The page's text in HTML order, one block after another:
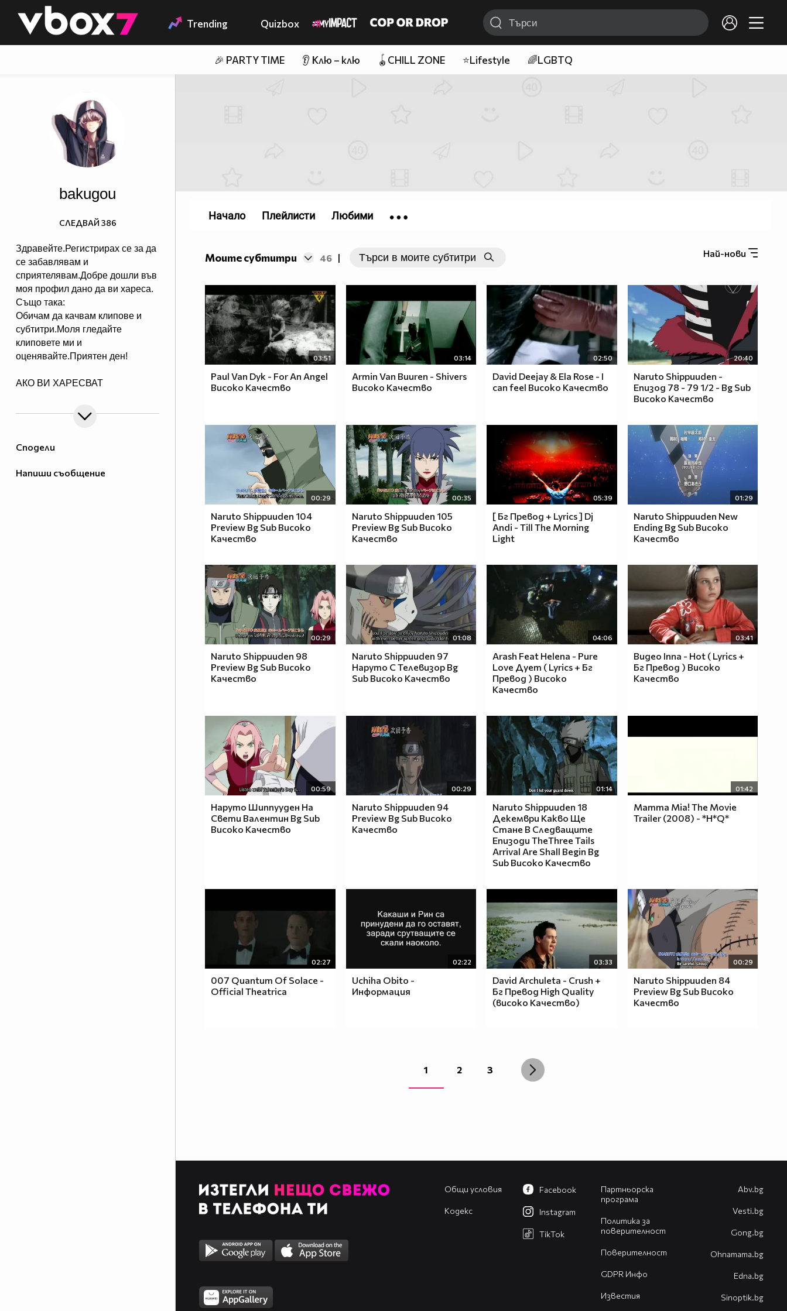
👾 Trending Quizbox
🎉 PARTY TIME 👂 Клю – клю 🪀CHILL ZONE ⭐Lifestyle 🌈LGBTQ
Сподели
Напиши съобщение
bakugou
Здравейте.Регистрирах се за да
се забавлявам и
сприятелявам.Добре дошли във
моя профил дано да ви хареса.
Също така:
Обичам да качвам клипове и
субтитри.Моля гледайте
клиповете ми и
оценявайте.Приятен ден!
АКО ВИ ХАРЕСВАТ
АБОНИРАЙТЕ СЕ ЗА МЕН.
РАЗБИРАТЕ В САЙТА ИЛИ НЕ
ПИТАТЕ МЕН РАЗБИРА СЕ
СЛЕДВАЙ 386
Моите субтитри 46 | Най-нови
03:51
Paul Van Dyk - For An Angel
Високо Качество
03:14
Armin Van Buuren - Shivers
Високо Качество
02:50
David Deejay & Ela Rose - I
can feel Високо Качество
20:40
Naruto Shippuuden -
Епизод 78 - 79 1/2 - Bg Sub
Високо Качество
00:29
Naruto Shippuuden 104
Preview Bg Sub Високо
Качество
00:35
Naruto Shippuuden 105
Preview Bg Sub Високо
Качество
05:39
[ Бг Превод + Lyrics ] Dj
Andi - Till The Morning
Light
01:29
Naruto Shippuuden New
Ending Bg Sub Високо
Качество
00:29
Naruto Shippuuden 98
Preview Bg Sub Високо
Качество
01:08
Naruto Shippuuden 97
Наруто С Телевизор Bg
Sub Високо Качество
04:06
Arash Feat Helena - Pure
Love Дует ( Lyrics + Бг
Превод ) Високо
Качество
03:41
Видео Inna - Hot ( Lyrics +
Бг Превод ) Високо
Качество
00:59
Наруто Шиппууден На
Свети Валентин Bg Sub
Високо Качество
00:29
Naruto Shippuuden 94
Preview Bg Sub Високо
Качество
01:14
Naruto Shippuuden 18
Декември Какво Ще
Стане В Следващите
Епизоди TheThree Tails
Arrival Are Shall Begin Bg
Sub Високо Качество
01:42
Mamma Mia! The Movie
Trailer (2008) - *H*Q*
02:27
007 Quantum Of Solace -
Official Theatrica
02:22
Uchiha Obito -
Информация
03:33
David Archuleta - Crush +
Бг Превод High Quality
(високо Качество)
00:29
Naruto Shippuuden 84
Preview Bg Sub Високо
Качество
1 2 3
Начало Плейлисти Любими
Общи условия
Кодекс
Партньорска
програма
Политика за
поверителност
Поверителност
GDPR Инфо
Известия
Facebook
Instagram
TikTok
Abv.bg
Vesti.bg
Gong.bg
Оhnamama.bg
Edna.bg
Sinoptik.bg